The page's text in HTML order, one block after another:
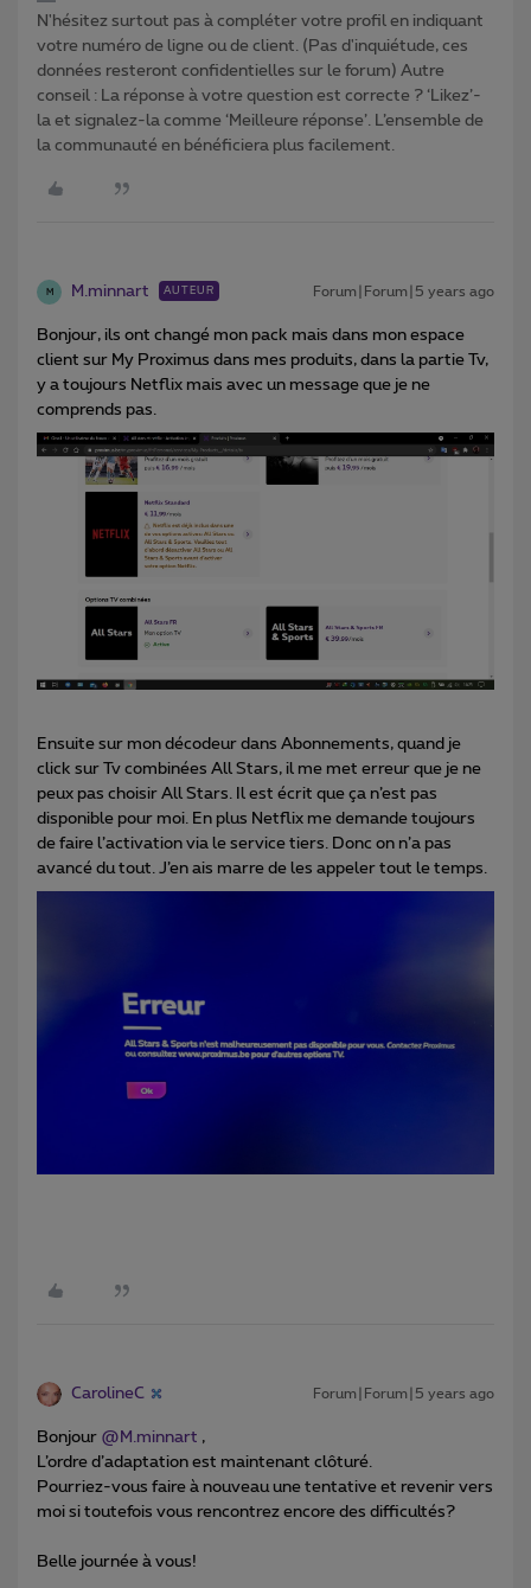
N'hésitez surtout pas à compléter votre profil en indiquant
votre numéro de ligne ou de client. (Pas d'inquiétude, ces
données resteront confidentielles sur le forum) Autre
conseil : La réponse à votre question est correcte ? ‘Likez’-
la et signalez-la comme ‘Meilleure réponse’. L’ensemble de
la communauté en bénéficiera plus facilement.
M M.minnart AUTEUR Forum|Forum|5 years ago
Bonjour, ils ont changé mon pack mais dans mon espace
client sur My Proximus dans mes produits, dans la partie Tv,
y a toujours Netflix mais avec un message que je ne
comprends pas.
Ensuite sur mon décodeur dans Abonnements, quand je
click sur Tv combinées All Stars, il me met erreur que je ne
peux pas choisir All Stars. Il est écrit que ça n’est pas
disponible pour moi. En plus Netflix me demande toujours
de faire l’activation via le service tiers. Donc on n’a pas
avancé du tout. J’en ais marre de les appeler tout le temps.
CarolineC Forum|Forum|5 years ago
Bonjour @M.minnart ,
L’ordre d’adaptation est maintenant clôturé.
Pourriez-vous faire à nouveau une tentative et revenir vers
moi si toutefois vous rencontrez encore des difficultés?
Belle journée à vous!